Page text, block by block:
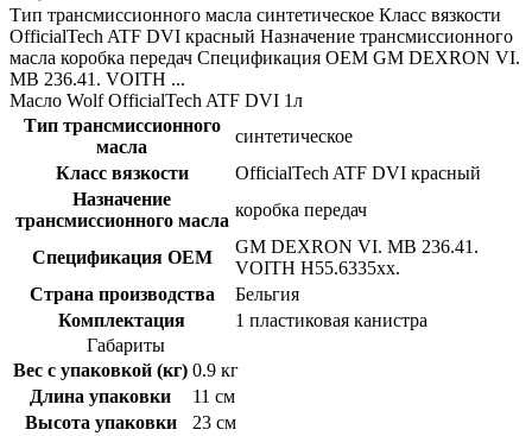
Тип трансмиссионного масла синтетическое Класс вязкости
OfficialTech ATF DVI красный Назначение трансмиссионного
масла коробка передач Спецификация OEM GM DEXRON VI.
MB 236.41. VOITH ...
Масло Wolf OfficialTech ATF DVI 1л
Тип трансмиссионного
масла
синтетическое
Класс вязкости
OfficialTech ATF DVI красный
Назначение
трансмиссионного масла
коробка передач
Спецификация OEM
GM DEXRON VI. MB 236.41.
VOITH H55.6335xx.
Страна производства
Бельгия
Комплектация
1 пластиковая канистра
Габариты
Вес с упаковкой (кг) 0.9 кг
Длина упаковки
11 см
Высота упаковки
23 см